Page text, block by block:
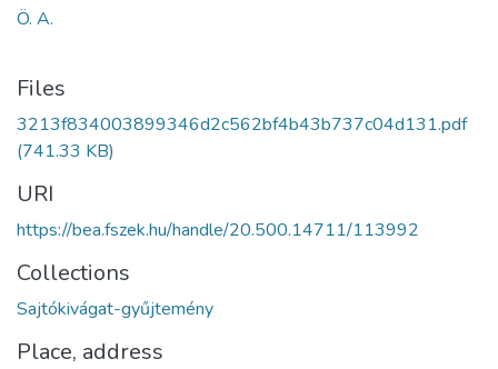
Ö. A.
Files
3213f834003899346d2c562bf4b43b737c04d131.pdf
(741.33 KB)
URI
https://bea.fszek.hu/handle/20.500.14711/113992
Collections
Sajtókivágat-gyűjtemény
Place, address